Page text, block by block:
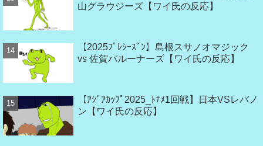
山グラウジーズ【ワイ氏の反応】
【2025ﾌﾟﾚｼｰｽﾞﾝ】島根スサノオマジック
vs 佐賀バルーナーズ【ワイ氏の反応】
【ｱｼﾞｱｶｯﾌﾟ2025_ﾄﾅﾒ1回戦】日本VSレバノ
ン【ワイ氏の反応】